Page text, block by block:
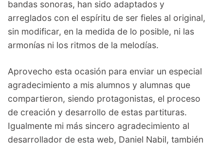
bandas sonoras, han sido adaptados y
arreglados con el espíritu de ser fieles al original,
sin modificar, en la medida de lo posible, ni las
armonías ni los ritmos de la melodías.
Aprovecho esta ocasión para enviar un especial
agradecimiento a mis alumnos y alumnas que
compartieron, siendo protagonistas, el proceso
de creación y desarrollo de estas partituras.
Igualmente mi más sincero agradecimiento al
desarrollador de esta web, Daniel Nabil, también